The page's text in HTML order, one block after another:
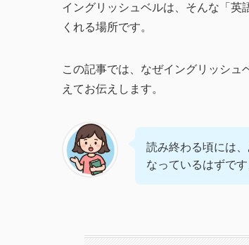
イングリッシュベルは、そんな「英
くれる場所です。
この記事では、なぜイングリッシュ
えてお伝えします。
読み終わる頃には
なっているはずです